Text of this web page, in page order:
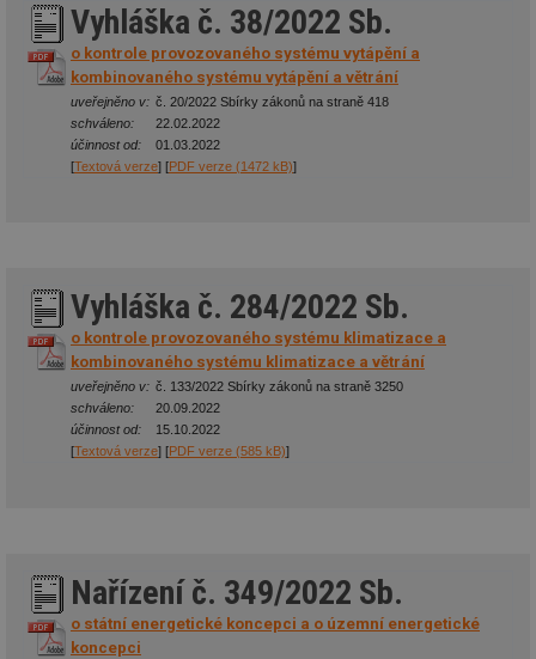
Vyhláška č. 38/2022 Sb.
o kontrole provozovaného systému vytápění a
kombinovaného systému vytápění a větrání
uveřejněno v: č. 20/2022 Sbírky zákonů na straně 418
schváleno:
22.02.2022
účinnost od:
01.03.2022
[Textová verze] [PDF verze (1472 kB)]
Vyhláška č. 284/2022 Sb.
o kontrole provozovaného systému klimatizace a
kombinovaného systému klimatizace a větrání
uveřejněno v: č. 133/2022 Sbírky zákonů na straně 3250
schváleno:
20.09.2022
účinnost od:
15.10.2022
[Textová verze] [PDF verze (585 kB)]
Nařízení č. 349/2022 Sb.
o státní energetické koncepci a o územní energetické
koncepci